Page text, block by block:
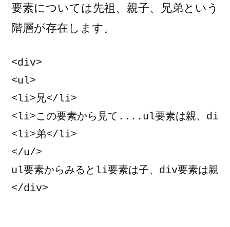
要素については先祖、親子、兄弟という
階層が存在します。
<div>
<ul>
<li>兄</li>
<li>この要素から見て....ul要素は親、div
<li>弟</li>
</u/>
ul要素からみるとli要素は子、div要素は親と
</div>